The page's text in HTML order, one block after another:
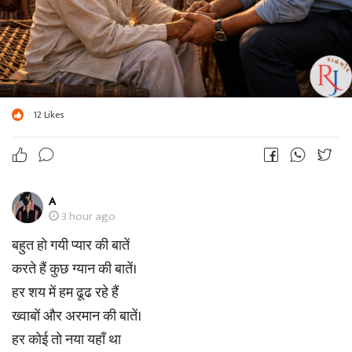
12Likes
A
3 hour ago
बहुत हो गयी प्यार की बातें
करते हैं कुछ ग्यान की बातें।
हर शय में हम ढूढ रहे हैं
ख्वाबों और अरमान की बातें।
हर कोई तो नया यहाँ था